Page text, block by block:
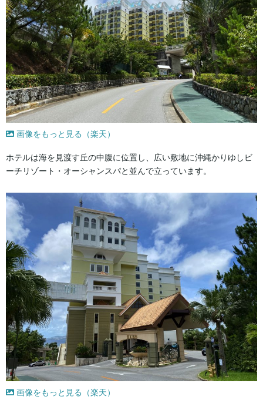
画像をもっと見る（楽天）
ホテルは海を見渡す丘の中腹に位置し、広い敷地に沖縄かりゆしビ
ーチリゾート・オーシャンスパと並んで立っています。
画像をもっと見る（楽天）